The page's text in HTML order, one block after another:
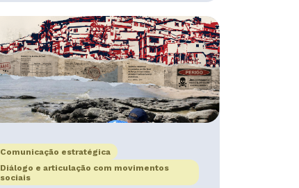
Comunicação estratégica
Diálogo e articulação com movimentos
sociais